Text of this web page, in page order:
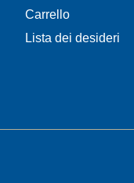
Carrello
Lista dei desideri